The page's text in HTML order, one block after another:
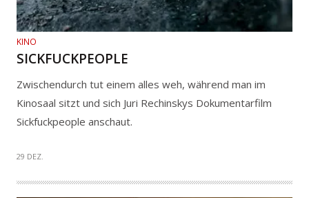
KINO
SICKFUCKPEOPLE
Zwischendurch tut einem alles weh, während man im
Kinosaal sitzt und sich Juri Rechinskys Dokumentarfilm
Sickfuckpeople anschaut.
29 DEZ.